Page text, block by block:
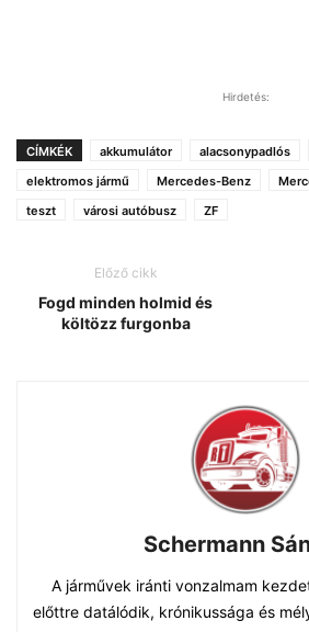
Hirdetés:
CÍMKÉK akkumulátor alacsonypadlós
elektromos jármű
Mercedes-Benz
teszt
városi autóbusz ZF
Előző cikk
Fogd minden holmid és
költözz furgonba
Schermann
A járművek iránti vonzalmam
előttre datálódik, krónikussága és